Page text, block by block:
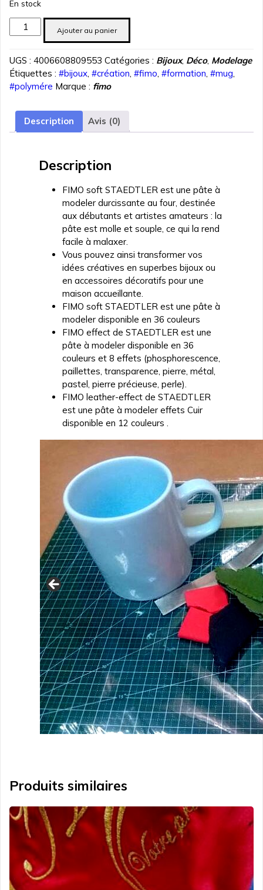
En stock
quantité
de
POLYMERE
FIMO
SOFT
WINDSOR
Ajouter au panier
UGS : 4006608809553 Catégories : Bijoux, Déco, Modelage
Étiquettes : #bijoux #création #fimo #formation #mug
#polymére Marque : fimo
Description Avis (0)
Description
FIMO soft STAEDTLER est une pâte à
modeler durcissante au four, destinée
aux débutants et artistes amateurs : la
pâte est molle et souple, ce qui la rend
facile à malaxer.
Vous pouvez ainsi transformer vos
idées créatives en superbes bijoux ou
en accessoires décoratifs pour une
maison accueillante.
FIMO soft STAEDTLER est une pâte à
modeler disponible en 36 couleurs
FIMO effect de STAEDTLER est une
pâte à modeler disponible en 36
couleurs et 8 effets (phosphorescence,
paillettes, transparence, pierre, métal,
pastel, pierre précieuse, perle).
FIMO leather-effect de STAEDTLER
est une pâte à modeler effets Cuir
disponible en 12 couleurs .
Produits similaires